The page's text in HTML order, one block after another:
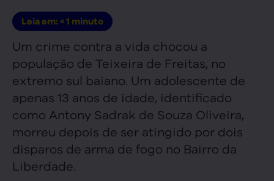
Leia em: < 1 minuto
Um crime contra a vida chocou a
população de Teixeira de Freitas, no
extremo sul baiano. Um adolescente de
apenas 13 anos de idade, identificado
como Antony Sadrak de Souza Oliveira,
morreu depois de ser atingido por dois
disparos de arma de fogo no Bairro da
Liberdade.